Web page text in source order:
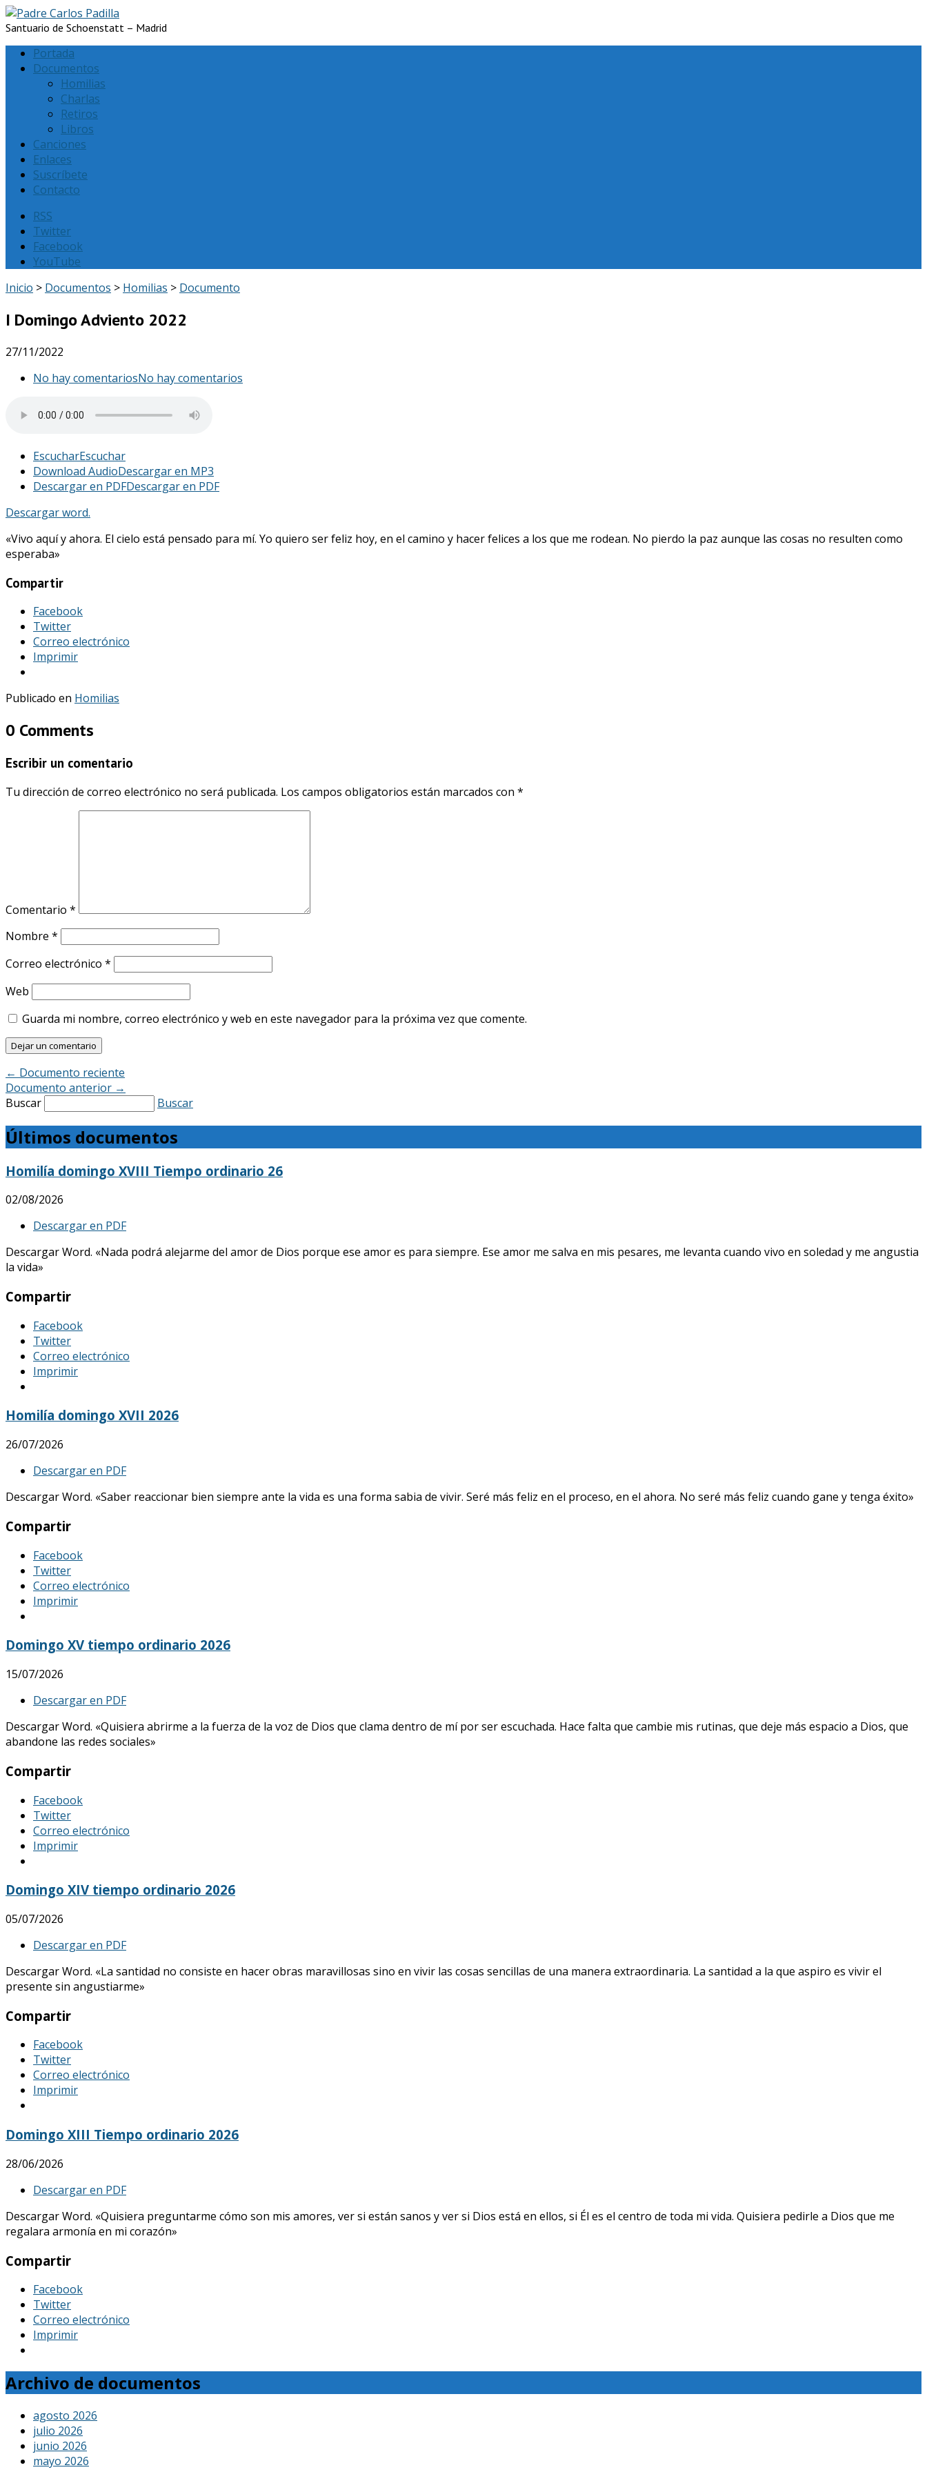
Santuario de Schoenstatt – Madrid
Portada
Documentos
Homilias
Charlas
Retiros
Libros
Canciones
Enlaces
Suscríbete
Contacto
RSS
Twitter
Facebook
YouTube
Inicio > Documentos > Homilias > Documento
I Domingo Adviento 2022
27/11/2022
No hay comentariosNo hay comentarios
EscucharEscuchar
Download AudioDescargar en MP3
Descargar en PDFDescargar en PDF
Descargar word.
«Vivo aquí y ahora. El cielo está pensado para mí. Yo quiero ser feliz hoy, en el camino y hacer felices a los que me rodean. No pierdo la paz aunque las cosas no resulten como
esperaba»
Compartir
Facebook
Twitter
Correo electrónico
Imprimir
Publicado en Homilias
0 Comments
Escribir un comentario
Tu dirección de correo electrónico no será publicada. Los campos obligatorios están marcados con *
Comentario *
Nombre *
Correo electrónico *
Web
Guarda mi nombre, correo electrónico y web en este navegador para la próxima vez que comente.
← Documento reciente
Documento anterior →
Buscar
Buscar
Últimos documentos
Homilía domingo XVIII Tiempo ordinario 26
02/08/2026
Descargar en PDF
Descargar Word. «Nada podrá alejarme del amor de Dios porque ese amor es para siempre. Ese amor me salva en mis pesares, me levanta cuando vivo en soledad y me angustia
la vida»
Compartir
Facebook
Twitter
Correo electrónico
Imprimir
Homilía domingo XVII 2026
26/07/2026
Descargar en PDF
Descargar Word. «Saber reaccionar bien siempre ante la vida es una forma sabia de vivir. Seré más feliz en el proceso, en el ahora. No seré más feliz cuando gane y tenga éxito»
Compartir
Facebook
Twitter
Correo electrónico
Imprimir
Domingo XV tiempo ordinario 2026
15/07/2026
Descargar en PDF
Descargar Word. «Quisiera abrirme a la fuerza de la voz de Dios que clama dentro de mí por ser escuchada. Hace falta que cambie mis rutinas, que deje más espacio a Dios, que
abandone las redes sociales»
Compartir
Facebook
Twitter
Correo electrónico
Imprimir
Domingo XIV tiempo ordinario 2026
05/07/2026
Descargar en PDF
Descargar Word. «La santidad no consiste en hacer obras maravillosas sino en vivir las cosas sencillas de una manera extraordinaria. La santidad a la que aspiro es vivir el
presente sin angustiarme»
Compartir
Facebook
Twitter
Correo electrónico
Imprimir
Domingo XIII Tiempo ordinario 2026
28/06/2026
Descargar en PDF
Descargar Word. «Quisiera preguntarme cómo son mis amores, ver si están sanos y ver si Dios está en ellos, si Él es el centro de toda mi vida. Quisiera pedirle a Dios que me
regalara armonía en mi corazón»
Compartir
Facebook
Twitter
Correo electrónico
Imprimir
Archivo de documentos
agosto 2026
julio 2026
junio 2026
mayo 2026